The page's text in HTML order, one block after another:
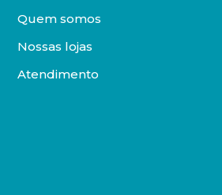
Quem somos
Nossas lojas
Atendimento